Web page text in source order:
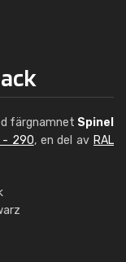
färgnamnet Spinel
- 290, en del av RAL